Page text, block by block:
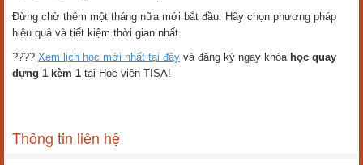
Đừng chờ thêm một tháng nữa mới bắt đầu. Hãy chọn phương pháp
hiệu quả và tiết kiệm thời gian nhất.
???? Xem lịch học mới nhất tại đây và đăng ký ngay khóa học quay
dựng 1 kèm 1 tại Học viện TISA!
Thông tin liên hệ